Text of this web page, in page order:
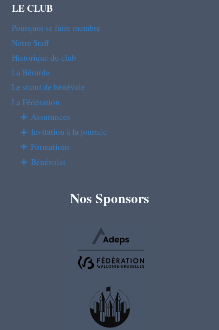
LE CLUB
Pourquoi se faire membre
Notre Staff
Historique du club
La Bérarde
Le statut de bénévole
La Fédération
Assurances
Invitation à la journée
Formations
Bénévolat
Nos Sponsors